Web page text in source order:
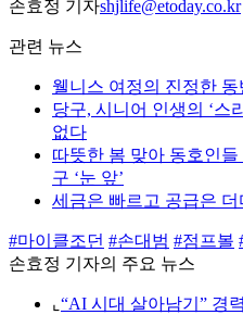
손효정 기자shjlife@etoday.co.kr
관련 뉴스
웰니스 여정의 진정한
당구, 시니어 인생의 ‘스
없다
따뜻한 봄 맞아 동호인
구 ‘눈 앞’
세금은 빠르고 공급은
#마이클조던 #손대범 #점프볼
손효정 기자의 주요 뉴스
⌞ “AI 시대 살아남기” 경